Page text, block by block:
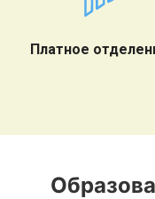
Платное